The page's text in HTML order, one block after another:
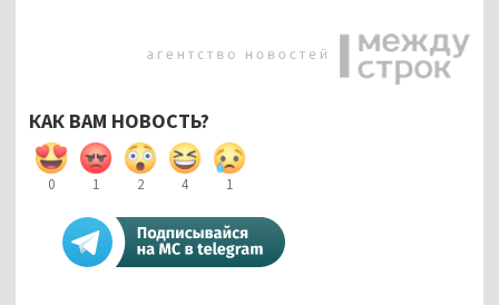
КАК ВАМ НОВОСТЬ?
0 1 2 4 1